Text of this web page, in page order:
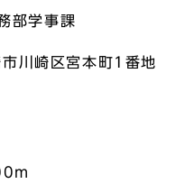
部学事課
川崎区宮本町1番地